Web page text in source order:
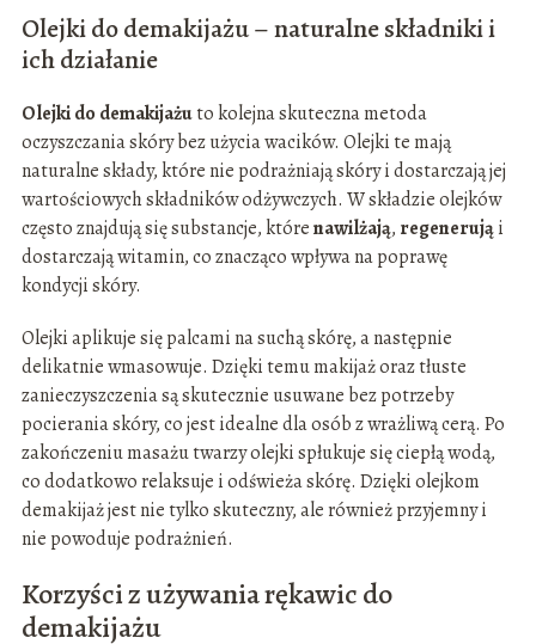
Olejki do demakijażu – naturalne składniki i
ich działanie
Olejki do demakijażuto kolejna skuteczna metoda
oczyszczania skóry bez użycia wacików. Olejki te mają
naturalne składy, które nie podrażniają skóry i dostarczają jej
wartościowych składników odżywczych. W składzie olejków
często znajdują się substancje, którenawilżają, regenerująi
dostarczają witamin, co znacząco wpływa na poprawę
kondycji skóry.
Olejki aplikuje się palcami na suchą skórę, a następnie
delikatnie wmasowuje. Dzięki temu makijaż oraz tłuste
zanieczyszczenia są skutecznie usuwane bez potrzeby
pocierania skóry, co jest idealne dla osób z wrażliwą cerą. Po
zakończeniu masażu twarzy olejki spłukuje się ciepłą wodą,
co dodatkowo relaksuje i odświeża skórę. Dzięki olejkom
demakijaż jest nie tylko skuteczny, ale również przyjemny i
nie powoduje podrażnień.
Korzyści z używania rękawic do
demakijażu